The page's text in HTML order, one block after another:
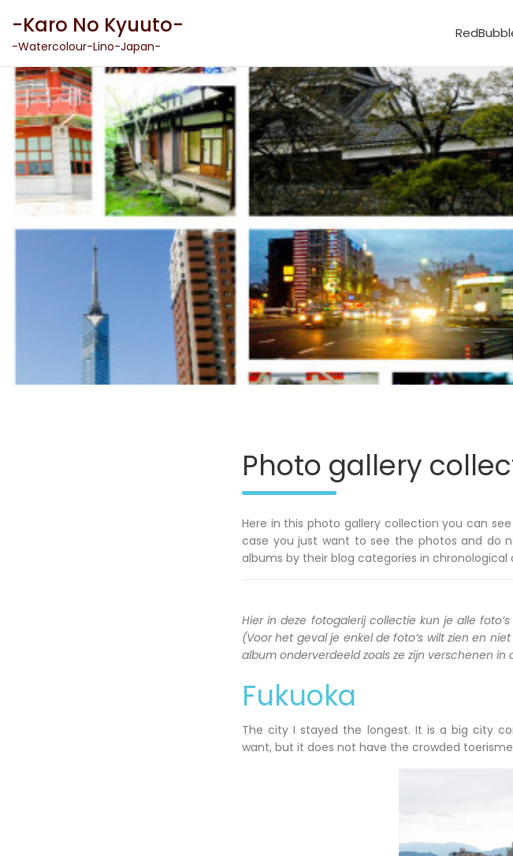
content
-Karo No Kyuuto-
-Watercolour-Lino-Japan-
Photo gallery
Here in this photo gallery collection you can
case you just want to see the photos and do
albums by their blog categories in
Hier in deze fotogalerij collectie kun je alle
(Voor het geval je enkel de foto’s wilt zien en
album onderverdeeld zoals ze zijn verschenen in
Fukuoka
The city I stayed the longest. It is a big city
want, but it does not have the crowded